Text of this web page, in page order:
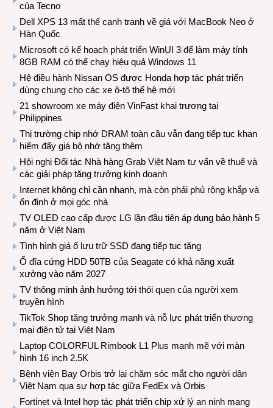
của Tecno
Dell XPS 13 mất thế cạnh tranh về giá với MacBook Neo ở
Hàn Quốc
Microsoft có kế hoạch phát triển WinUI 3 để làm máy tính
8GB RAM có thể chạy hiệu quả Windows 11
Hệ điều hành Nissan OS được Honda hợp tác phát triển
dùng chung cho các xe ô-tô thế hệ mới
21 showroom xe máy điện VinFast khai trương tại
Philippines
Thị trường chip nhớ DRAM toàn cầu vẫn đang tiếp tục khan
hiếm đẩy giá bộ nhớ tăng thêm
Hội nghị Đối tác Nhà hàng Grab Việt Nam tư vấn về thuế và
các giải pháp tăng trưởng kinh doanh
Internet không chỉ cần nhanh, mà còn phải phủ rộng khắp và
ổn định ở mọi góc nhà
TV OLED cao cấp được LG lần đầu tiên áp dụng bảo hành 5
năm ở Việt Nam
Tình hình giá ổ lưu trữ SSD đang tiếp tục tăng
Ổ đĩa cứng HDD 50TB của Seagate có khả năng xuất
xưởng vào năm 2027
TV thông minh ảnh hưởng tới thói quen của người xem
truyền hình
TikTok Shop tăng trưởng mạnh và nỗ lực phát triển thương
mại điện tử tại Việt Nam
Laptop COLORFUL Rimbook L1 Plus mạnh mẽ với màn
hình 16 inch 2.5K
Bệnh viện Bay Orbis trở lại chăm sóc mắt cho người dân
Việt Nam qua sự hợp tác giữa FedEx và Orbis
Fortinet và Intel hợp tác phát triển chip xử lý an ninh mạng